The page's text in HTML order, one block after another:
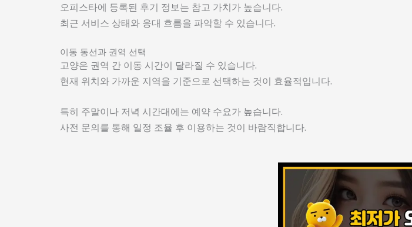
오피스타에 등록된 후기 정보는 참고 가치가 높습니다.
최근 서비스 상태와 응대 흐름을 파악할 수 있습니다.
이동 동선과 권역 선택
고양은 권역 간 이동 시간이 달라질 수 있습니다.
현재 위치와 가까운 지역을 기준으로 선택하는 것이 효율적입니다.
특히 주말이나 저녁 시간대에는 예약 수요가 높습니다.
사전 문의를 통해 일정 조율 후 이용하는 것이 바람직합니다.